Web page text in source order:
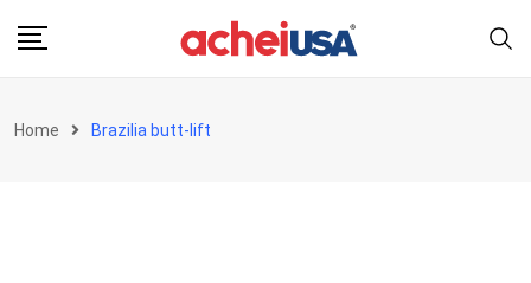
Home Brazilia butt-lift